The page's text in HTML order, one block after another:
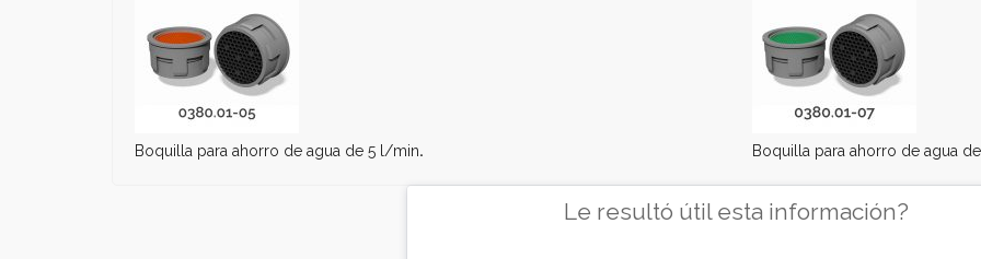
Boquilla para ahorro de agua de 5 l/min. Boquilla para ahorro de agua
Le resultó útil esta información?